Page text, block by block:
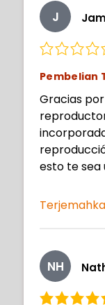
J
Pembelian
Gracias
esto te sea
NH